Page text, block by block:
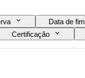
Data de fim
Certificação